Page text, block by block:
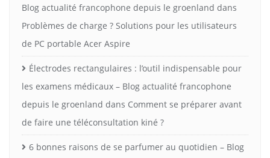
Blog actualité francophone depuis le groenland dans
Problèmes de charge ? Solutions pour les utilisateurs
de PC portable Acer Aspire
Électrodes rectangulaires : l’outil indispensable pour
les examens médicaux – Blog actualité francophone
depuis le groenland dans Comment se préparer avant
de faire une téléconsultation kiné ?
6 bonnes raisons de se parfumer au quotidien – Blog